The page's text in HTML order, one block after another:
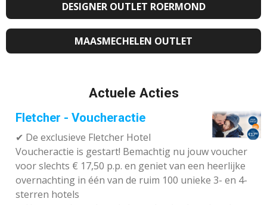
DESIGNER OUTLET ROERMOND
MAASMECHELEN OUTLET
Actuele Acties
Fletcher - Voucheractie
✔ De exclusieve Fletcher Hotel
Voucheractie is gestart! Bemachtig nu jouw voucher
voor slechts € 17,50 p.p. en geniet van een heerlijke
overnachting in één van de ruim 100 unieke 3- en 4-
sterren hotels